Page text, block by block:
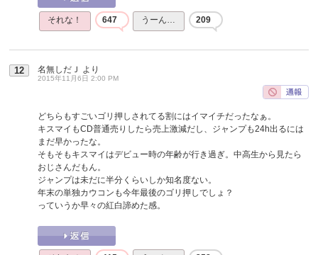
それな！ 647 うーん… 209
12 名無しだＪ より
2015年11月6日 2:00 PM
どちらもすごいゴリ押しされてる割にはイマイチだったなぁ。
キスマイもCD普通売りしたら売上激減だし、ジャンプも24h出るには
まだ早かったな。
そもそもキスマイはデビュー時の年齢が行き過ぎ。中高生から見たら
おじさんだもん。
ジャンプは未だに半分くらいしか知名度ない。
年末の単独カウコンも今年最後のゴリ押しでしょ？
っていうか早々の紅白諦めた感。